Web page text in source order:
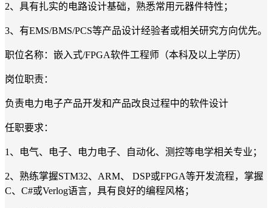
2、具有扎实的电路设计基础，熟悉常用元器件特性；
3、有EMS/BMS/PCS等产品设计经验者或相关研究方向优先。
职位名称：嵌入式/FPGA软件工程师（本科及以上学历）
岗位职责：
负责电力电子产品开发和产品改良过程中的软件设计
任职要求：
1、电气、电子、电力电子、自动化、测控等电学相关专业；
2、熟练掌握STM32、ARM、 DSP或FPGA等开发流程，掌握
C、C#或Verlog语言，具有良好的编程风格；